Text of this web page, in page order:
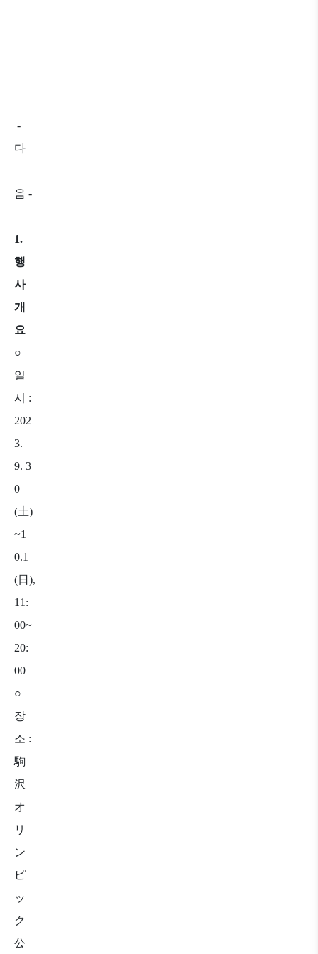
-
다
음 -
1.
행
사
개
요
○
일
시 :
202
3.
9. 3
0
(土)
~1
0.1
(日 ),
11:
00~
20:
00
○
장
소 :
駒
沢
オ
リ
ン
ピ
ッ
ク
公